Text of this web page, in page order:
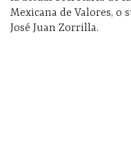
Mexicana de Valores, o
José Juan Zorrilla.